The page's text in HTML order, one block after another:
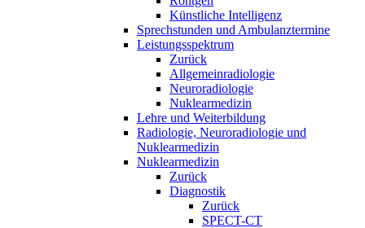
Künstliche Intelligenz
Sprechstunden und Ambulanztermine
Leistungsspektrum
Zurück
Allgemeinradiologie
Neuroradiologie
Nuklearmedizin
Lehre und Weiterbildung
Radiologie, Neuroradiologie und
Nuklearmedizin
Nuklearmedizin
Zurück
Diagnostik
Zurück
SPECT-CT